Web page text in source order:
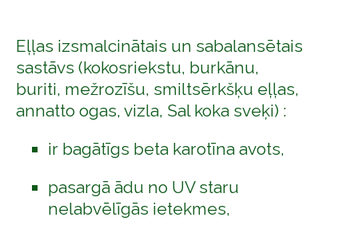
Eļļas izsmalcinātais un sabalansētais
sastāvs (kokosriekstu, burkānu,
buriti, mežrozīšu, smiltsērkšķu eļļas,
annatto ogas, vizla, Sal koka sveķi) :
ir bagātīgs beta karotīna avots,
pasargā ādu no UV staru
nelabvēlīgās ietekmes,